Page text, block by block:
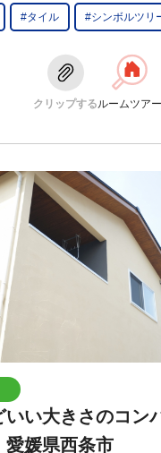
#タイル #シンボルツリ
クリップする ルームツアー
いい大きさのコン
愛媛県西条市